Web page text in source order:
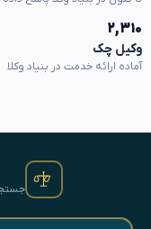
۲,۳۱۰
وکیل چک
آماده ارائه خدمت در بنیاد وکلا